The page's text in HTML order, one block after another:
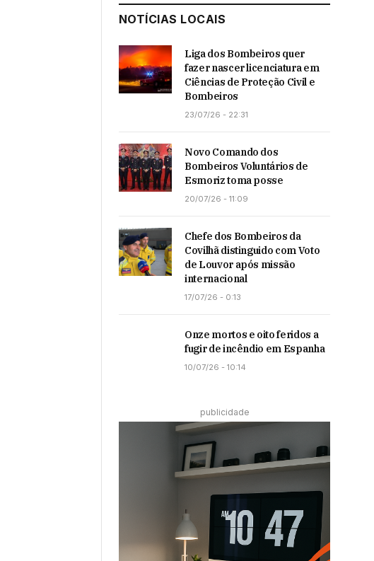
NOTÍCIAS LOCAIS
Liga dos Bombeiros quer
fazer nascer licenciatura em
Ciências de Proteção Civil e
Bombeiros
23/07/26 - 22:31
Novo Comando dos
Bombeiros Voluntários de
Esmoriz toma posse
20/07/26 - 11:09
Chefe dos Bombeiros da
Covilhã distinguido com Voto
de Louvor após missão
internacional
17/07/26 - 0:13
Onze mortos e oito feridos a
fugir de incêndio em Espanha
10/07/26 - 10:14
publicidade